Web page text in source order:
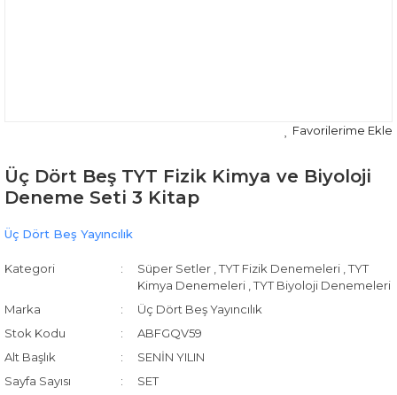
Üç Dört Beş TYT Fizik Kimya ve Biyoloji
Deneme Seti 3 Kitap
Üç Dört Beş Yayıncılık
Kategori Süper Setler ,TYT Fizik Denemeleri ,TYT
Kimya Denemeleri ,TYT Biyoloji Denemeleri
Marka
Üç Dört Beş Yayıncılık
Stok Kodu
ABFGQV59
Alt Başlık
SENİN YILIN
Sayfa Sayısı
SET